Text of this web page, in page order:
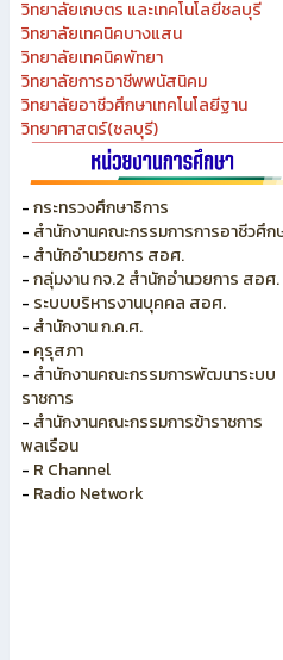
วิทยาลัยเทคนิคชลบุรี
วิทยาลัยอาชีวศึกษาชลบุรี
วิทยาลัยเทคนิคสัตหีบ
วิทยาลัยเกษตร และเทคโนโลยีชลบุรี
วิทยาลัยเทคนิคบางแสน
วิทยาลัยเทคนิคพัทยา
วิทยาลัยการอาชีพพนัสนิคม
วิทยาลัยอาชีวศึกษาเทคโนโลยีฐาน
วิทยาศาสตร์(ชลบุรี)
- กระทรวงศึกษาธิการ
- สำนักงานคณะกรรมการการอาชีวศึกษา
- สำนักอำนวยการ สอศ.
- กลุ่มงาน กจ.2 สำนักอำนวยการ สอศ.
-ระบบบริหารงานบุคคล สอศ.
- สำนักงาน ก.ค.ศ.
-คุรุสภา
- สำนักงานคณะกรรมการพัฒนาระบบ
ราชการ